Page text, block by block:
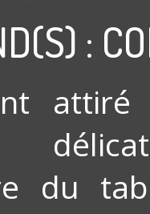
:
du